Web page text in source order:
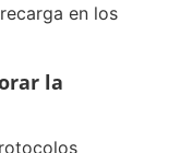
en los
la